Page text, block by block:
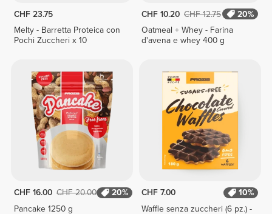
CHF 23.75
Melty - Barretta Proteica con
Pochi Zuccheri x 10
CHF 10.20 CHF 12.75
20%
Oatmeal + Whey - Farina
d'avena e whey 400 g
CHF 16.00 CHF 20.00
20%
Pancake 1250 g
CHF 7.00
10%
Waffle senza zuccheri (6 pz.) -